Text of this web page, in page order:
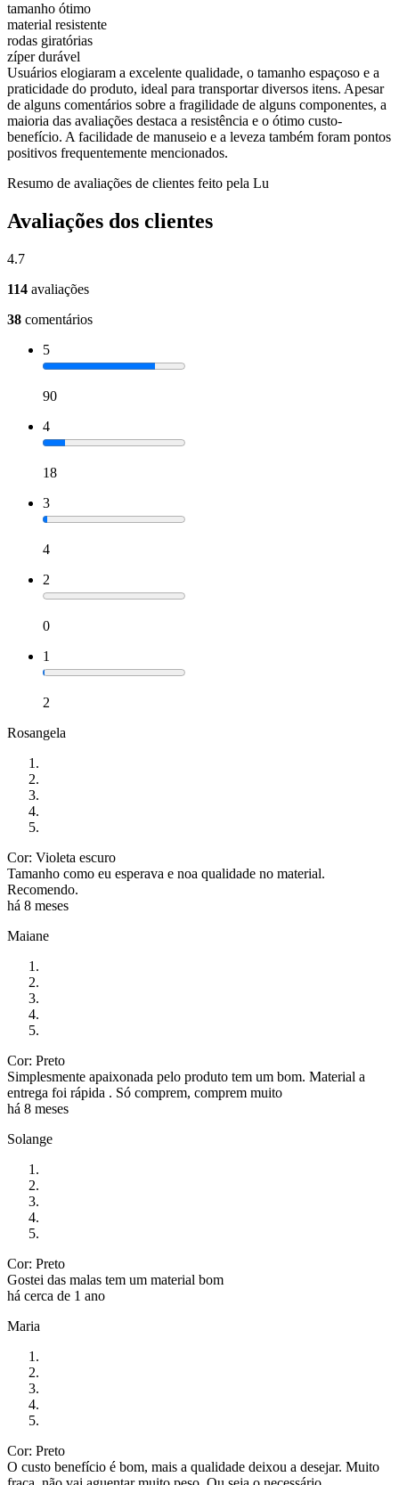
tamanho ótimo
material resistente
rodas giratórias
zíper durável
Usuários elogiaram a excelente qualidade, o tamanho espaçoso e a
praticidade do produto, ideal para transportar diversos itens. Apesar
de alguns comentários sobre a fragilidade de alguns componentes, a
maioria das avaliações destaca a resistência e o ótimo custo-
benefício. A facilidade de manuseio e a leveza também foram pontos
positivos frequentemente mencionados.
Resumo de avaliações de clientes feito pela Lu
Avaliações dos clientes
4.7
114 avaliações
38 comentários
5
90
4
18
3
4
2
0
1
2
Rosangela
Cor: Violeta escuro
Tamanho como eu esperava e noa qualidade no material.
Recomendo.
há 8 meses
Maiane
Cor: Preto
Simplesmente apaixonada pelo produto tem um bom. Material a
entrega foi rápida . Só comprem, comprem muito
há 8 meses
Solange
Cor: Preto
Gostei das malas tem um material bom
há cerca de 1 ano
Maria
Cor: Preto
O custo benefício é bom, mais a qualidade deixou a desejar. Muito